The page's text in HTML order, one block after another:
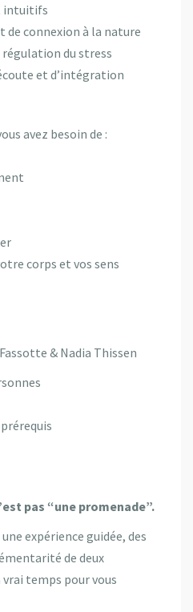
intuitifs
de connexion à la nature
régulation du stress
et d’intégration
avez besoin de :
corps et vos sens
& Nadia Thissen
pas “une promenade”.
expérience guidée, des
de deux
temps pour vous